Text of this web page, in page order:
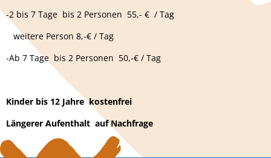
-2 bis 7 Tage bis 2 Personen 55,- € / Tag
weitere Person 8,-€ / Tag
-Ab 7 Tage bis 2 Personen 50,-€ / Tag
Kinder bis 12 Jahre kostenfrei
Längerer Aufenthalt auf Nachfrage